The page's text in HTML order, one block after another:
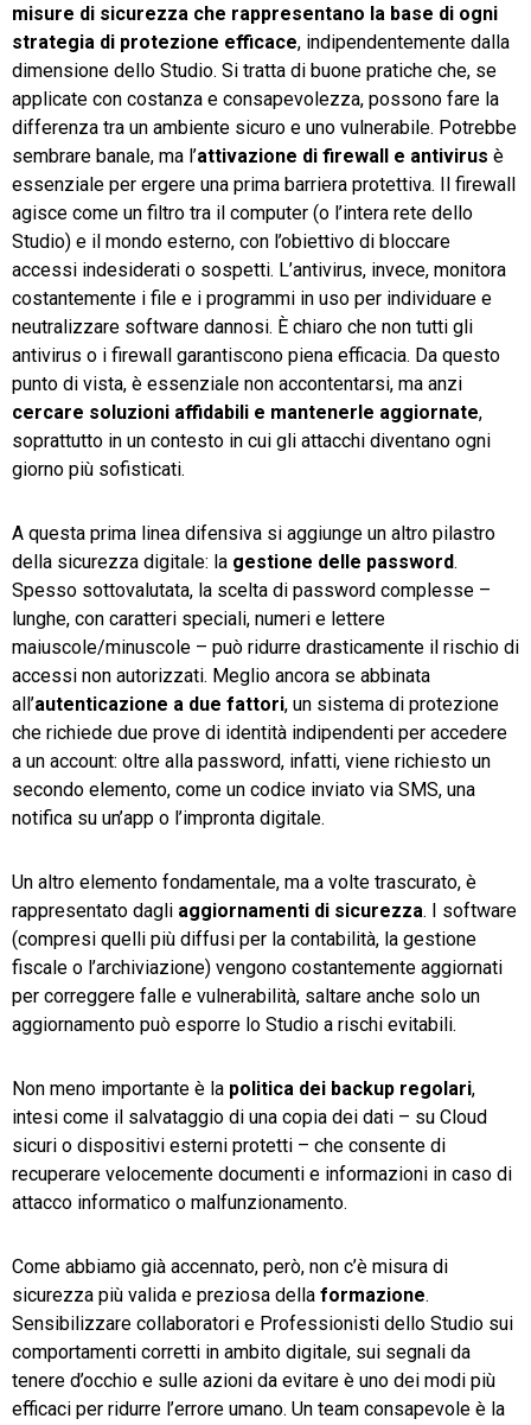
misure di sicurezza che rappresentano la base di ogni
strategia di protezione efficace, indipendentemente dalla
dimensione dello Studio. Si tratta di buone pratiche che, se
applicate con costanza e consapevolezza, possono fare la
differenza tra un ambiente sicuro e uno vulnerabile. Potrebbe
sembrare banale, ma l’attivazione di firewall e antivirus è
essenziale per ergere una prima barriera protettiva. Il firewall
agisce come un filtro tra il computer (o l’intera rete dello
Studio) e il mondo esterno, con l’obiettivo di bloccare
accessi indesiderati o sospetti. L’antivirus, invece, monitora
costantemente i file e i programmi in uso per individuare e
neutralizzare software dannosi. È chiaro che non tutti gli
antivirus o i firewall garantiscono piena efficacia. Da questo
punto di vista, è essenziale non accontentarsi, ma anzi
cercare soluzioni affidabili e mantenerle aggiornate,
soprattutto in un contesto in cui gli attacchi diventano ogni
giorno più sofisticati.
A questa prima linea difensiva si aggiunge un altro pilastro
della sicurezza digitale: la gestione delle password.
Spesso sottovalutata, la scelta di password complesse –
lunghe, con caratteri speciali, numeri e lettere
maiuscole/minuscole – può ridurre drasticamente il rischio di
accessi non autorizzati. Meglio ancora se abbinata
all’autenticazione a due fattori, un sistema di protezione
che richiede due prove di identità indipendenti per accedere
a un account: oltre alla password, infatti, viene richiesto un
secondo elemento, come un codice inviato via SMS, una
notifica su un’app o l’impronta digitale.
Un altro elemento fondamentale, ma a volte trascurato, è
rappresentato dagli aggiornamenti di sicurezza. I software
(compresi quelli più diffusi per la contabilità, la gestione
fiscale o l’archiviazione) vengono costantemente aggiornati
per correggere falle e vulnerabilità, saltare anche solo un
aggiornamento può esporre lo Studio a rischi evitabili.
Non meno importante è la politica dei backup regolari,
intesi come il salvataggio di una copia dei dati – su Cloud
sicuri o dispositivi esterni protetti – che consente di
recuperare velocemente documenti e informazioni in caso di
attacco informatico o malfunzionamento.
Come abbiamo già accennato, però, non c’è misura di
sicurezza più valida e preziosa della formazione.
Sensibilizzare collaboratori e Professionisti dello Studio sui
comportamenti corretti in ambito digitale, sui segnali da
tenere d’occhio e sulle azioni da evitare è uno dei modi più
efficaci per ridurre l’errore umano. Un team consapevole è la